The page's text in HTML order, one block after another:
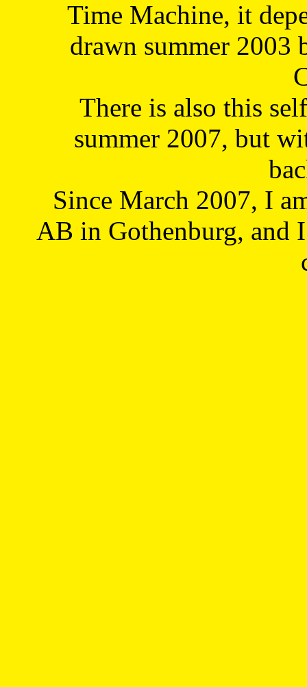
Time Machine, it
drawn summer 2003
There is also this
summer 2007, but
Since March 2007, I
AB in Gothenburg, and